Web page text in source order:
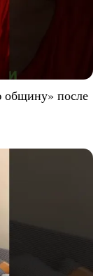
общину» после